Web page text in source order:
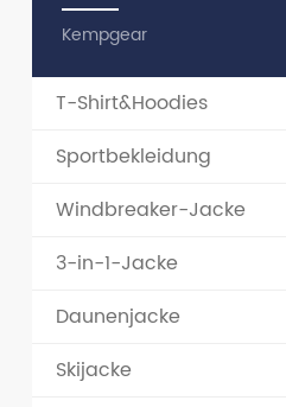
Kempgear
T-Shirt&Hoodies
Sportbekleidung
Windbreaker-Jacke
3-in-1-Jacke
Daunenjacke
Skijacke